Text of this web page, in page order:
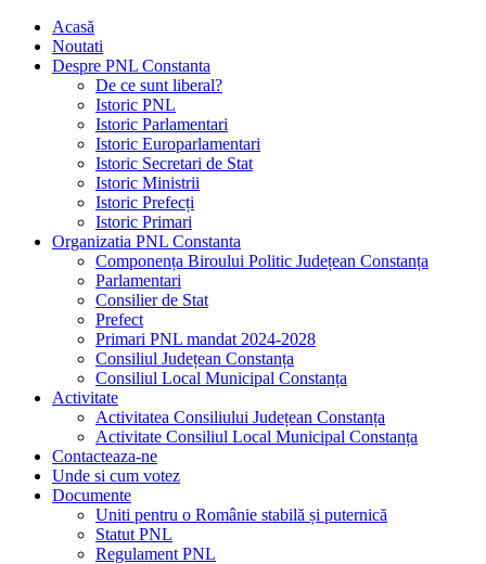
Acasă
Noutati
Despre PNL Constanta
De ce sunt liberal?
Istoric PNL
Istoric Parlamentari
Istoric Europarlamentari
Istoric Secretari de Stat
Istoric Ministrii
Istoric Prefecți
Istoric Primari
Organizatia PNL Constanta
Componența Biroului Politic Județean Constanța
Parlamentari
Consilier de Stat
Prefect
Primari PNL mandat 2024-2028
Consiliul Județean Constanța
Consiliul Local Municipal Constanța
Activitate
Activitatea Consiliului Județean Constanța
Activitate Consiliul Local Municipal Constanța
Contacteaza-ne
Unde si cum votez
Documente
Uniti pentru o Românie stabilă și puternică
Statut PNL
Regulament PNL